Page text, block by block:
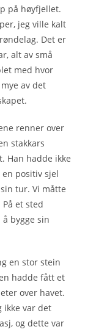
på høyfjellet.
jeg ville kalt
Det er
alt av små
med hvor
av det
renner over
stakkars
Han hadde ikke
positiv sjel
tur. Vi måtte
et sted
bygge sin
en stor stein
hadde fått et
over havet.
ikke var det
og dette var